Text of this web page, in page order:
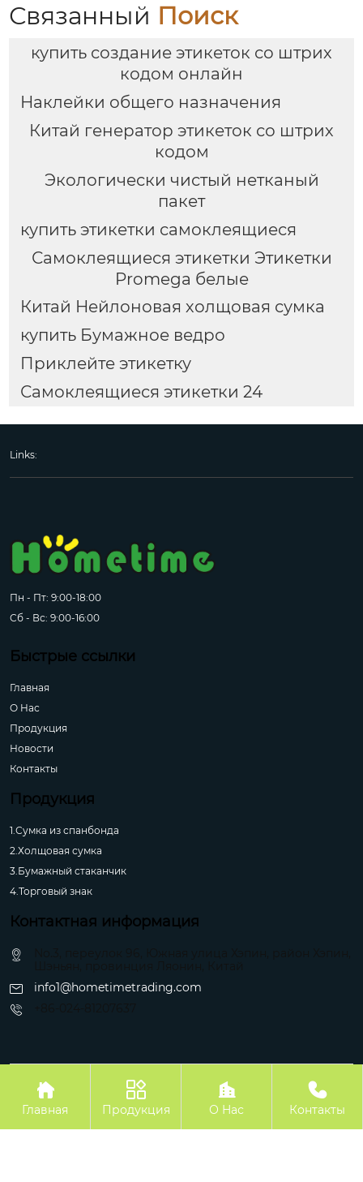
Связанный Поиск
купить создание этикеток со штрих
кодом онлайн
Наклейки общего назначения
Китай генератор этикеток со штрих
кодом
Экологически чистый нетканый
пакет
купить этикетки самоклеящиеся
Самоклеящиеся этикетки Этикетки
Promega белые
Китай Нейлоновая холщовая сумка
купить Бумажное ведро
Приклейте этикетку
Самоклеящиеся этикетки 24
Links:
Пн - Пт: 9:00-18:00
Сб - Вс: 9:00-16:00
Быстрые ссылки
Главная
О Hас
Продукция
Новости
Контакты
Продукция
1.Сумка из спанбонда
2.Холщовая сумка
3.Бумажный стаканчик
4.Торговый знак
Контактная информация
info1@hometimetrading.com
Авторское право©Шэньян Хуэйфэнтай Импорт и Экспорт Ко.

Главная

Продукция

О Hас

Контакты